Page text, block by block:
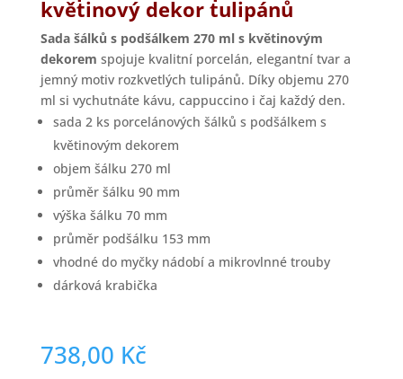
květinový dekor tulipánů
Sada šálků s podšálkem 270 ml s květinovým
dekorem spojuje kvalitní porcelán, elegantní tvar a
jemný motiv rozkvetlých tulipánů. Díky objemu 270
ml si vychutnáte kávu, cappuccino i čaj každý den.
sada 2 ks porcelánových šálků s podšálkem s
květinovým dekorem
objem šálku 270 ml
průměr šálku 90 mm
výška šálku 70 mm
průměr podšálku 153 mm
vhodné do myčky nádobí a mikrovlnné trouby
dárková krabička
738,00 Kč